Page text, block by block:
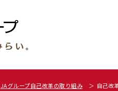
JAグループ自己改革の取り組み 自己改